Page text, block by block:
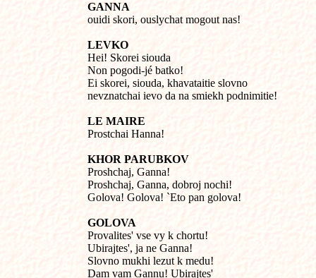
GANNA
ouidi skori, ouslychat mogout nas!
LEVKO
Hei! Skorei siouda
Non pogodi-jé batko!
Ei skorei, siouda, khavataitie slovno
nevznatchai ievo da na smiekh podnimitie!
LE MAIRE
Prostchai Hanna!
KHOR PARUBKOV
Proshchaj, Ganna!
Proshchaj, Ganna, dobroj nochi!
Golova! Golova! `Eto pan golova!
GOLOVA
Provalites' vse vy k chortu!
Ubirajtes', ja ne Ganna!
Slovno mukhi lezut k medu!
Dam vam Gannu! Ubirajtes'